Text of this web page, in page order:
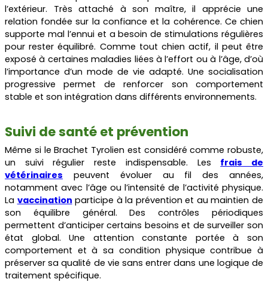
l’extérieur. Très attaché à son maître, il apprécie une
relation fondée sur la confiance et la cohérence. Ce chien
supporte mal l’ennui et a besoin de stimulations régulières
pour rester équilibré. Comme tout chien actif, il peut être
exposé à certaines maladies liées à l’effort ou à l’âge, d’où
l’importance d’un mode de vie adapté. Une socialisation
progressive permet de renforcer son comportement
stable et son intégration dans différents environnements.
Suivi de santé et prévention
Même si le Brachet Tyrolien est considéré comme robuste,
un suivi régulier reste indispensable. Les
frais de
vétérinaires
peuvent évoluer au fil des années,
notamment avec l’âge ou l’intensité de l’activité physique.
La vaccination participe à la prévention et au maintien de
son équilibre général. Des contrôles périodiques
permettent d’anticiper certains besoins et de surveiller son
état global. Une attention constante portée à son
comportement et à sa condition physique contribue à
préserver sa qualité de vie sans entrer dans une logique de
traitement spécifique.